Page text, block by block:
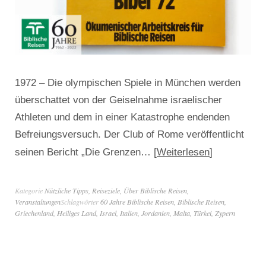
1972 – Die olympischen Spiele in München werden
überschattet von der Geiselnahme israelischer
Athleten und dem in einer Katastrophe endenden
Befreiungsversuch. Der Club of Rome veröffentlicht
seinen Bericht „Die Grenzen…
Weiterlesen
Kategorie Nützliche Tipps Reiseziele Über Biblische Reisen
VeranstaltungenSchlagwörter60 Jahre Biblische Reisen Biblische Reisen
Griechenland, Heiliges Land, Israel, Italien Jordanien Malta Türkei, Zypern